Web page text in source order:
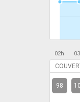
02h
98